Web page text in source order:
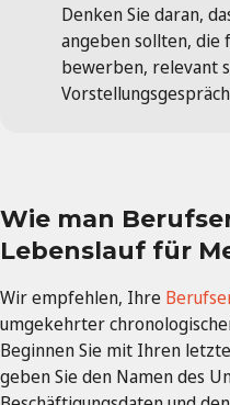
Denken Sie daran,
angeben sollten, die
bewerben, relevant
Wie man
Lebenslauf für
Wir empfehlen, Ihre
umgekehrter
Beginnen Sie mit Ihren
geben Sie den Namen des